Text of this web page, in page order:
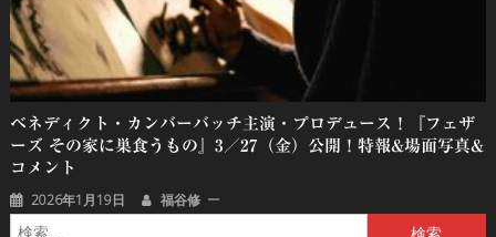
ベネディクト・カンバーバッチ主演・プロデュース！『フェザ
ーズ その家に巣食うもの』3／27（金）公開！特報&場面写真&
コメント
2026年1月19日 福谷修